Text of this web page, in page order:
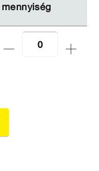
mennyiség
mennyiség